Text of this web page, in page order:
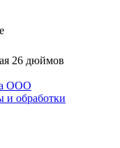
ООО
обработки